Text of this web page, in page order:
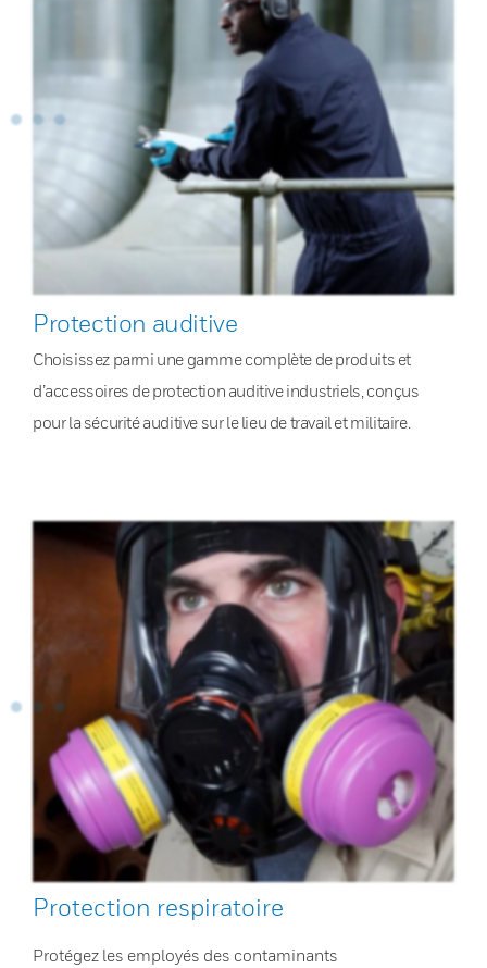
Protection auditive
Choisissez parmi une gamme complète de produits et
d’accessoires de protection auditive industriels, conçus
pour la sécurité auditive sur le lieu de travail et militaire.
Protection respiratoire
Protégez les employés des contaminants